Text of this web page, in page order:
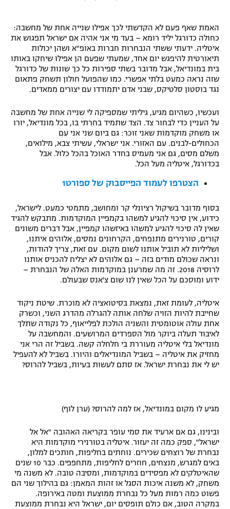
משתתפים וזוכים בפרסים
תקנון משתתפים וזוכים בפרסים
תקנון עבור פעילות ספורט 1 – "מרלן"
טניס
גיימינג E-Sports
תנאי שימוש
מדיניות פרטיות
תקנון פעילות ספורט 1
רשיון להקרנה פומבית לבית עסק
הצטרפות לחבילת הערוצים
תגיות
המגזין
ספורט מוטורי
כדורמים
פוטבול אמריקאי NFL
בייסבול MLB
ספורט אתגרי ואקסטרים
אומנויות לחימה
האמת שאף פעם לא הקדשתי לכך אפילו שנייה אחת של מחשבה:
כחולה כדורגל יליד רומא – בעד מי אני אהיה אם ישראל תפגוש את
איטליה. ידעתי ששתי הנבחרות חברות באופ"א ושהן יכולות
תיאורטית להיפגש יום אחד, שמעתי שפעם הן אפילו שיחקו באותו
בית במונדיאל, אבל מדובר בשתי ספירות כל כך שונות של כדורגל
שזה נראה כמעט בלתי אפשרי. כמו שהפועל חולון תשחק פתאום
נגד בוסטון סלטיקס, שבני אדם יתמודדו עם יצורים ממאדים.
ועכשיו, כשהיום מגיע, גיליתי שמספיקה לי שנייה אחת של מחשבה
על העניין כדי לבחור צד. הצד שתמיד בחרתי בו, בכל מונדיאל, יורו
או משחק מוקדמות שאני זוכר: גם ביום שני אני עם
הכחולים-לבנים. עם האזורי. אני ישראלי, עשיתי צבא, מילואים,
משלם מסים, גם אני מעמיס בחדר האוכל בהכל כלול. אבל
בכדורגל, איטליה מעל הכל.
הצטרפו לעמוד הפייסבוק של ספורט1
בסוף מדובר בשיקול רציונלי קר ומחושב, מתמטי כמעט. לישראל,
כידוע, אין סיכוי להגיע למשהו בקמפיין המוקדמות. מתבקש להגיד
שאין לה סיכוי להגיע למשהו באיזשהו קמפיין, אבל דברים משונים
קורים, טורנירים מתנפחים, הקרחונים נמסים, אלוהים איתנו,
ושליליות לא תוביל אותנו לשום מקום. עם זאת, צריך להודות,
ונראה שכולם מודים בזה – גם אלוהים לא יצליח להכניס אותנו
לרוסיה 2018. זה מה שמרענן במוקדמות האלה של הנבחרת –
ידוע ומוסכם על הכל שאין לנו שום צ'אנס שבעולם.
איטליה, לעומת זאת, נמצאת בסיטואציה לא מוכרת. שיטת ניקוד
שחייבת להיות הזויה שלחה אותה להגרלה מהדרג השני, וכשרק
אחת עולה אוטומטית והשניה הולכת לפלייאוף, כל נקודה שתלך
לאיבוד תעלה ביוקר מול הספרדים המרושעים. והמחשבה על
מונדיאל בלי איטליה מעוררת בי חלחלה קשה. בשביל זה הרי אני
מחזיק את איטליה – בשביל המונדיאלים והיורו. בשביל לא להעפיל
יש לי את נבחרת ישראל. אז סתם לעשות בעיות, בשביל להרוס?
מגיע לו מקום במונדיאל, אז למה להרוס? (ערן לוף)
ובינינו, גם אם ארעיד את סמי עופר בקריאה האהובה "אל אל
ישראל", ספק כמה זה יעזור. איטליה בטורנירי מוקדמות היא
נבחרת של רוצחים שכירים. נוחתים בחליפות, חותכים למלון,
באים למגרש, מנצחים, חוזרים לחליפות, מתחפפים. כבר 10 שנים
שהאיטלקים לא מפסידים במוקדמות, ומסיבה טובה. לא משנה מי
משחק, לא משנה איכות הסגל או זהות המאמן: גם בהילוך שני הם
פשוט כמה רמות מעל כל נבחרת ממוצעת ומטה באירופה.
במקרה הטוב, אם כולם תופסים יום, ישראל היא נבחרת ממוצעת